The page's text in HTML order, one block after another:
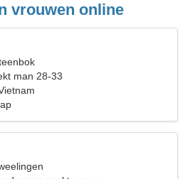
vrouwen online
man 28-33